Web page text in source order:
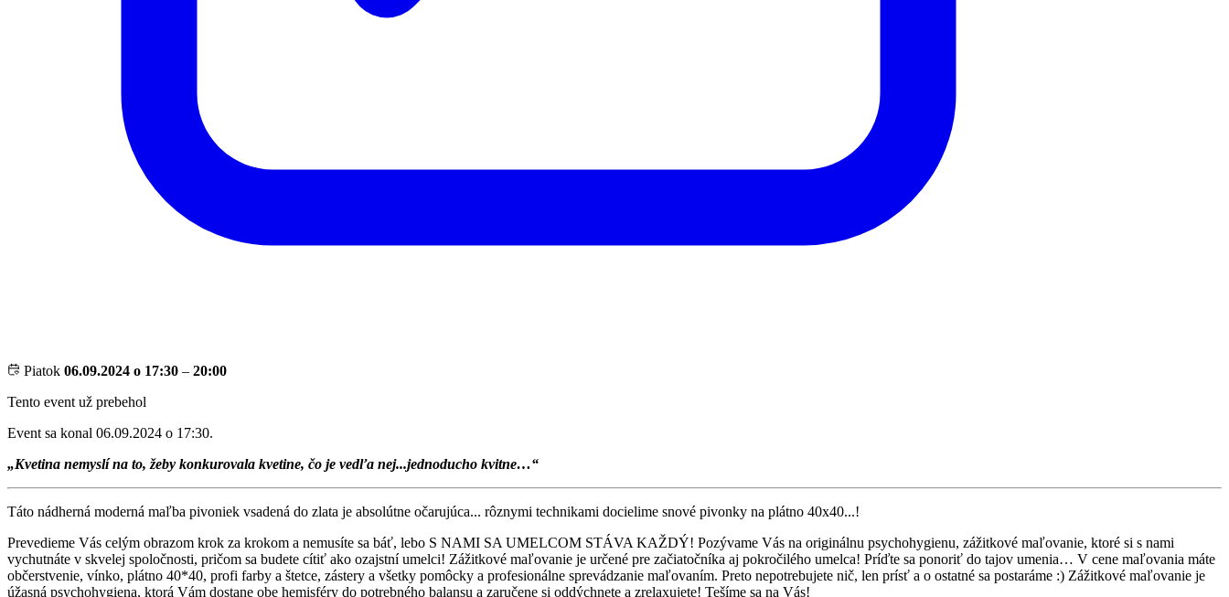
Piatok 06.09.2024 o 17:30 – 20:00
Tento event už prebehol
Event sa konal 06.09.2024 o 17:30.
„Kvetina nemyslí na to, žeby konkurovala kvetine, čo je vedľa nej...jednoducho kvitne…“
Táto nádherná moderná maľba pivoniek vsadená do zlata je absolútne očarujúca... rôznymi technikami docielime snové pivonky na plátno 40x40...!
Prevedieme Vás celým obrazom krok za krokom a nemusíte sa báť, lebo S NAMI SA UMELCOM STÁVA KAŽDÝ! Pozývame Vás na originálnu psychohygienu, zážitkové maľovanie, ktoré si s nami
vychutnáte v skvelej spoločnosti, pričom sa budete cítiť ako ozajstní umelci! Zážitkové maľovanie je určené pre začiatočníka aj pokročilého umelca! Príďte sa ponoriť do tajov umenia… V cene maľovania máte
občerstvenie, vínko, plátno 40*40, profi farby a štetce, zástery a všetky pomôcky a profesionálne sprevádzanie maľovaním. Preto nepotrebujete nič, len prísť a o ostatné sa postaráme :) Zážitkové maľovanie je
úžasná psychohygiena, ktorá Vám dostane obe hemisféry do potrebného balansu a zaručene si oddýchnete a zrelaxujete! Tešíme sa na Vás!